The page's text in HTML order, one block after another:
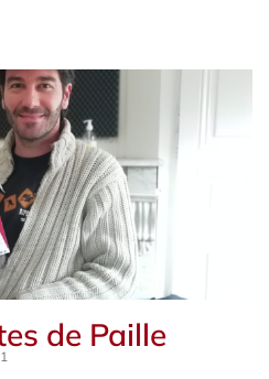
de Paille